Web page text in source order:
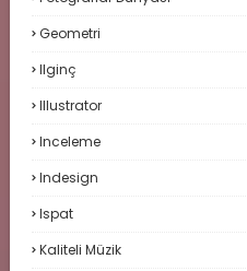
Geometri
Ilginç
Illustrator
Inceleme
Indesign
Ispat
Kaliteli Müzik